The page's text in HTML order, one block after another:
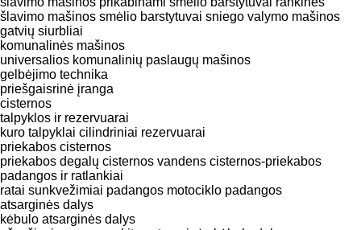
šlavimo mašinos smėlio barstytuvai sniego valymo mašinos
gatvių siurbliai
komunalinės mašinos
universalios komunalinių paslaugų mašinos
gelbėjimo technika
priešgaisrinė įranga
cisternos
talpyklos ir rezervuarai
kuro talpyklai cilindriniai rezervuarai
priekabos cisternos
priekabos degalų cisternos vandens cisternos-priekabos
padangos ir ratlankiai
ratai sunkvežimiai padangos motociklo padangos
atsarginės dalys
kėbulo atsarginės dalys